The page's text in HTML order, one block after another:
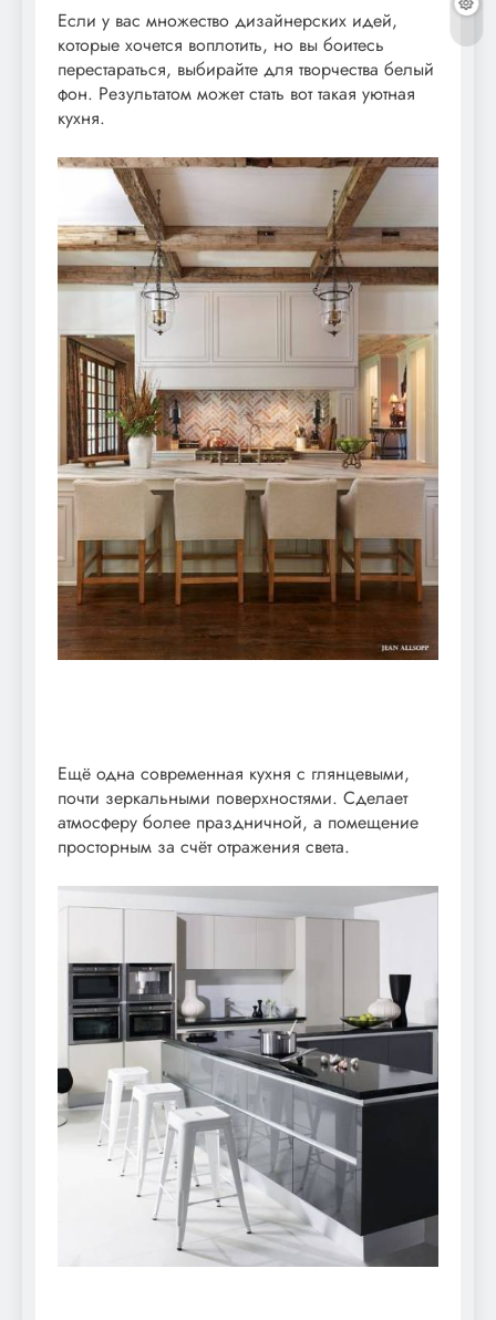
Если у вас множество дизайнерских идей,
которые хочется воплотить, но вы боитесь
перестараться, выбирайте для творчества белый
фон. Результатом может стать вот такая уютная
кухня.
Ещё одна современная кухня с глянцевыми,
почти зеркальными поверхностями. Сделает
атмосферу более праздничной, а помещение
просторным за счёт отражения света.